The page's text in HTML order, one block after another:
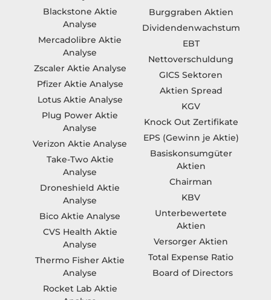
Blackstone Aktie
Analyse
Mercadolibre Aktie
Analyse
Zscaler Aktie Analyse
Pfizer Aktie Analyse
Lotus Aktie Analyse
Plug Power Aktie
Analyse
Verizon Aktie Analyse
Take-Two Aktie
Analyse
Droneshield Aktie
Analyse
Bico Aktie Analyse
CVS Health Aktie
Analyse
Thermo Fisher Aktie
Analyse
Rocket Lab Aktie
Burggraben Aktien
Dividendenwachstum
EBT
Nettoverschuldung
GICS Sektoren
Aktien Spread
KGV
Knock Out Zertifikate
EPS (Gewinn je Aktie)
Basiskonsumgüter
Aktien
Chairman
KBV
Unterbewertete
Aktien
Versorger Aktien
Total Expense Ratio
Board of Directors